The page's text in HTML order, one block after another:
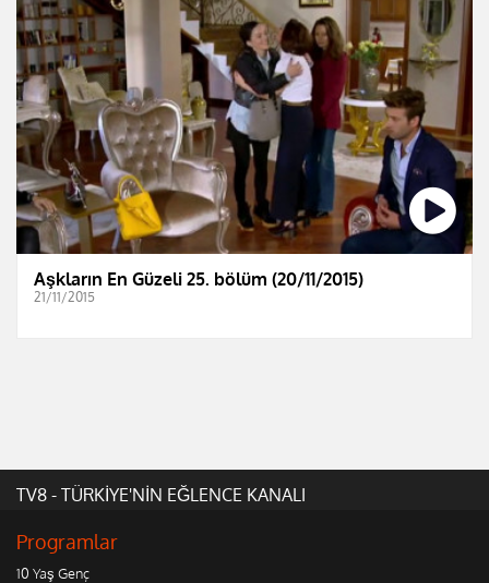
Aşkların En Güzeli 25. bölüm (20/11/2015)
21/11/2015
TV8 - TÜRKİYE'NİN EĞLENCE KANALI
Programlar
10 Yaş Genç